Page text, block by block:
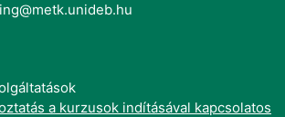
a kurzusok indításával kapcsolatos